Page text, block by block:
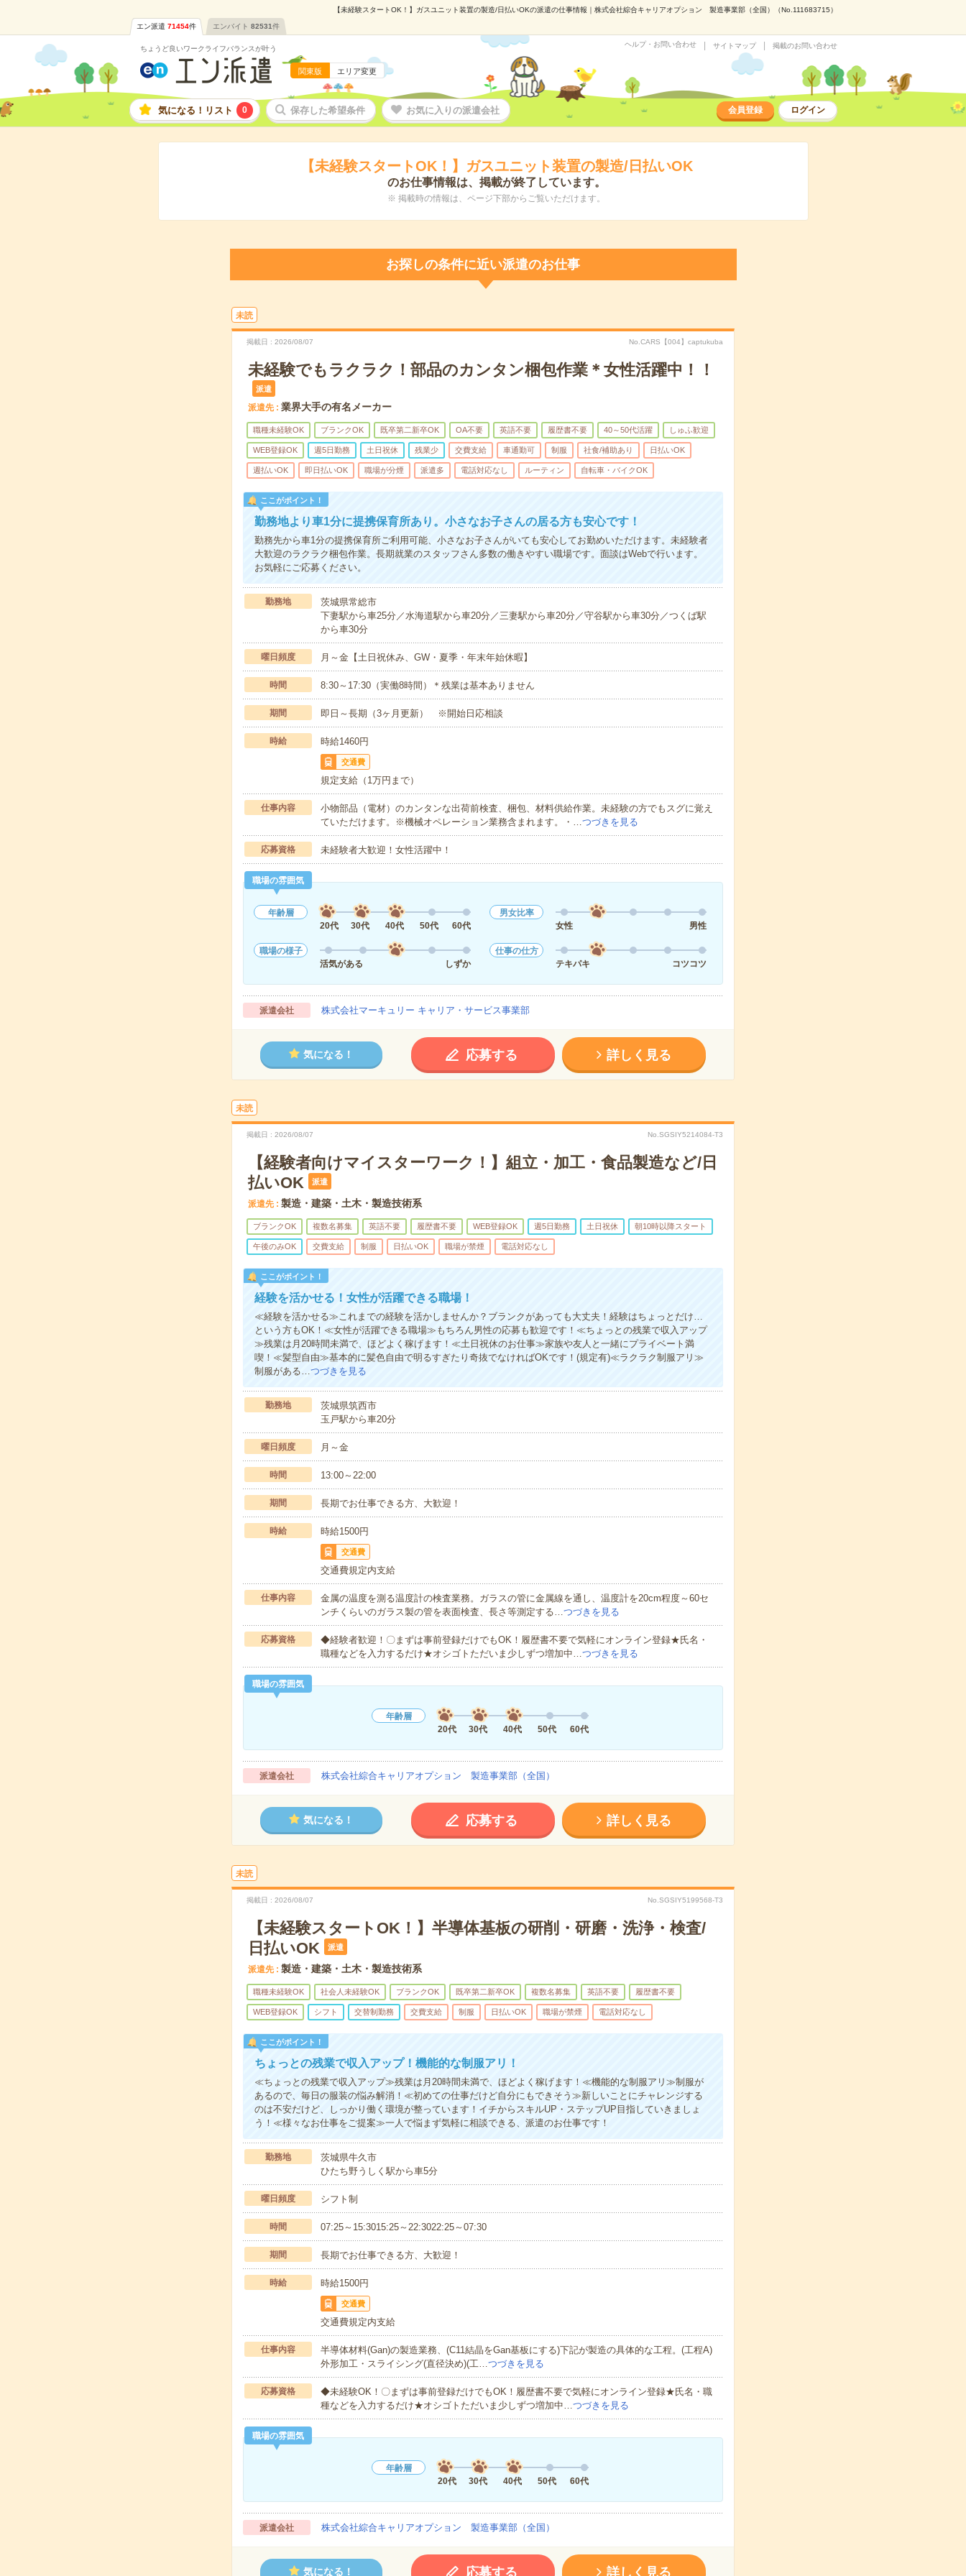
【未経験スタートOK！】ガスユニット装置の製造/日払いOKの派遣の仕事情報｜株式会社綜合キャリアオプション 製造事業部（全国）（No.111683715）
エン派遣 71454件 エンバイト 82531件
ちょうど良いワークライフバランスが叶う
関東版 エリア変更
ヘルプ・お問い合わせ サイトマップ 掲載のお問い合わせ
気になる！リスト 0 保存した希望条件 お気に入りの派遣会社 会員登録 ログイン
【未経験スタートOK！】ガスユニット装置の製造/日払いOK
のお仕事情報は、掲載が終了しています。
※ 掲載時の情報は、ページ下部からご覧いただけます。
お探しの条件に近い派遣のお仕事
未読
掲載日 2026/08/07 No.CARS【004】captukuba
未経験でもラクラク！部品のカンタン梱包作業＊女性活躍中！！
派遣
派遣先 業界大手の有名メーカー
職種未経験OK ブランクOK 既卒第二新卒OK OA不要 英語不要 履歴書不要 40～50代活躍 しゅふ歓迎
WEB登録OK 週5日勤務 土日祝休 残業少 交費支給 車通勤可 制服 社食/補助あり 日払いOK
週払いOK 即日払いOK 職場が分煙 派遣多 電話対応なし ルーティン 自転車・バイクOK
ここがポイント！
勤務地より車1分に提携保育所あり。小さなお子さんの居る方も安心です！
勤務先から車1分の提携保育所ご利用可能、小さなお子さんがいても安心してお勤めいただけます。未経験者
大歓迎のラクラク梱包作業。長期就業のスタッフさん多数の働きやすい職場です。面談はWebで行います。
お気軽にご応募ください。
勤務地
茨城県常総市
下妻駅から車25分／水海道駅から車20分／三妻駅から車20分／守谷駅から車30分／つくば駅
から車30分
曜日頻度 月～金【土日祝休み、GW・夏季・年末年始休暇】
時間 8:30～17:30（実働8時間）＊残業は基本ありません
期間 即日～長期（3ヶ月更新） ※開始日応相談
時給 時給1460円
交通費
規定支給（1万円まで）
仕事内容
小物部品（電材）のカンタンな出荷前検査、梱包、材料供給作業。未経験の方でもスグに覚え
ていただけます。※機械オペレーション業務含まれます。・…つづきを見る
応募資格 未経験者大歓迎！女性活躍中！
職場の雰囲気
年齢層
20代
30代 40代 50代 60代
男女比率
女性
男性
職場の様子
活気がある
しずか
仕事の仕方
テキパキ
コツコツ
派遣会社 株式会社マーキュリー キャリア・サービス事業部
気になる！ 応募する 詳しく見る
未読
掲載日 2026/08/07 No.SGSIY5214084-T3
【経験者向けマイスターワーク！】組立・加工・食品製造など/日
払いOK
派遣
派遣先 製造・建築・土木・製造技術系
ブランクOK 複数名募集 英語不要 履歴書不要 WEB登録OK 週5日勤務 土日祝休 朝10時以降スタート
午後のみOK 交費支給 制服 日払いOK 職場が禁煙 電話対応なし
ここがポイント！
経験を活かせる！女性が活躍できる職場！
≪経験を活かせる≫これまでの経験を活かしませんか？ブランクがあっても大丈夫！経験はちょっとだけ…
という方もOK！≪女性が活躍できる職場≫もちろん男性の応募も歓迎です！≪ちょっとの残業で収入アップ
≫残業は月20時間未満で、ほどよく稼げます！≪土日祝休のお仕事≫家族や友人と一緒にプライベート満
喫！≪髪型自由≫基本的に髪色自由で明るすぎたり奇抜でなければOKです！(規定有)≪ラクラク制服アリ≫
制服がある…つづきを見る
勤務地
茨城県筑西市
玉戸駅から車20分
曜日頻度 月～金
時間 13:00～22:00
期間 長期でお仕事できる方、大歓迎！
時給 時給1500円
交通費
交通費規定内支給
仕事内容
金属の温度を測る温度計の検査業務。ガラスの管に金属線を通し、温度計を20cm程度～60セ
ンチくらいのガラス製の管を表面検査、長さ等測定する…つづきを見る
応募資格
◆経験者歓迎！〇まずは事前登録だけでもOK！履歴書不要で気軽にオンライン登録★氏名・
職種などを入力するだけ★オシゴトただいま少しずつ増加中…つづきを見る
職場の雰囲気
年齢層
20代
30代 40代 50代 60代
派遣会社 株式会社綜合キャリアオプション 製造事業部（全国）
気になる！ 応募する 詳しく見る
未読
掲載日 2026/08/07 No.SGSIY5199568-T3
【未経験スタートOK！】半導体基板の研削・研磨・洗浄・検査/
日払いOK
派遣
派遣先 製造・建築・土木・製造技術系
職種未経験OK 社会人未経験OK ブランクOK 既卒第二新卒OK 複数名募集 英語不要 履歴書不要
WEB登録OK シフト 交替制勤務 交費支給 制服 日払いOK 職場が禁煙 電話対応なし
ここがポイント！
ちょっとの残業で収入アップ！機能的な制服アリ！
≪ちょっとの残業で収入アップ≫残業は月20時間未満で、ほどよく稼げます！≪機能的な制服アリ≫制服が
あるので、毎日の服装の悩み解消！≪初めての仕事だけど自分にもできそう≫新しいことにチャレンジする
のは不安だけど、しっかり働く環境が整っています！イチからスキルUP・ステップUP目指していきましょ
う！≪様々なお仕事をご提案≫一人で悩まず気軽に相談できる、派遣のお仕事です！
勤務地
茨城県牛久市
ひたち野うしく駅から車5分
曜日頻度 シフト制
時間 07:25～15:3015:25～22:3022:25～07:30
期間 長期でお仕事できる方、大歓迎！
時給 時給1500円
交通費
交通費規定内支給
仕事内容
半導体材料(Gan)の製造業務、(C11結晶をGan基板にする)下記が製造の具体的な工程。(工程A)
外形加工・スライシング(直径決め)(工…つづきを見る
応募資格
◆未経験OK！〇まずは事前登録だけでもOK！履歴書不要で気軽にオンライン登録★氏名・職
種などを入力するだけ★オシゴトただいま少しずつ増加中…つづきを見る
職場の雰囲気
年齢層
20代
30代 40代 50代 60代
派遣会社 株式会社綜合キャリアオプション 製造事業部（全国）
気になる！ 応募する 詳しく見る